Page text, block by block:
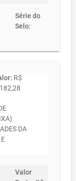
Série do
Selo:
R$
DA
Valor